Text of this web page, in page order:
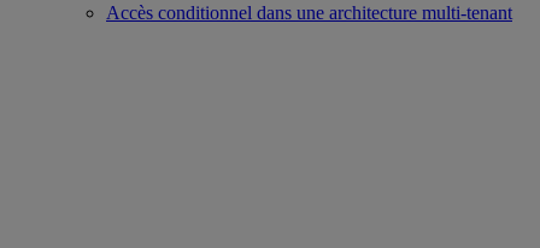
Accès conditionnel dans une architecture multi-tenant